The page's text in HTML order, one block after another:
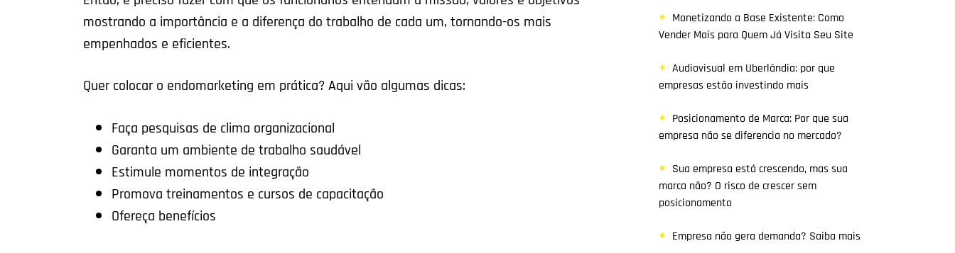
mostrando a importância e a diferença do trabalho de cada um, tornando-os mais
empenhados e eficientes.
Quer colocar o endomarketing em prática? Aqui vão algumas dicas:
Faça pesquisas de clima organizacional
Garanta um ambiente de trabalho saudável
Estimule momentos de integração
Promova treinamentos e cursos de capacitação
Ofereça benefícios
Monetizando a Base Existente: Como
Vender Mais para Quem Já Visita Seu Site
Audiovisual em Uberlândia: por que
empresas estão investindo mais
Posicionamento de Marca: Por que sua
empresa não se diferencia no mercado?
Sua empresa está crescendo, mas sua
marca não? O risco de crescer sem
posicionamento
Empresa não gera demanda? Saiba mais